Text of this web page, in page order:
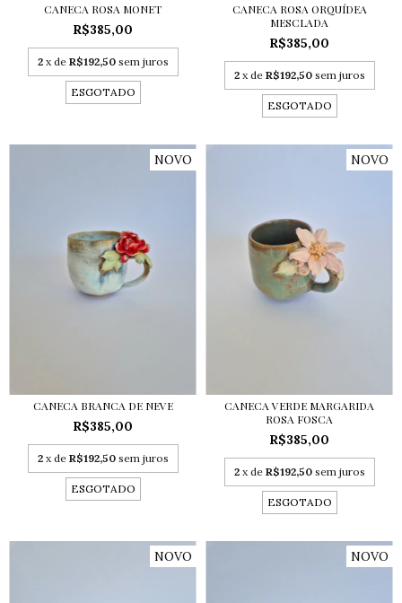
CANECA ROSA MONET
R$385,00
2 x de R$192,50 sem juros
ESGOTADO
CANECA ROSA ORQUÍDEA
MESCLADA
R$385,00
2 x de R$192,50 sem juros
ESGOTADO
NOVO
CANECA BRANCA DE NEVE
R$385,00
2 x de R$192,50 sem juros
ESGOTADO
NOVO
CANECA VERDE MARGARIDA
ROSA FOSCA
R$385,00
2 x de R$192,50 sem juros
ESGOTADO
NOVO NOVO